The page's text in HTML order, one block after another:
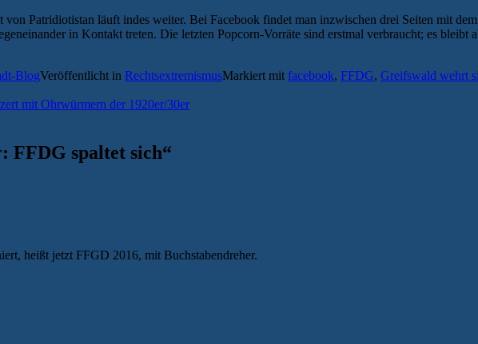
Patridiotistan läuft indes weiter. Bei Facebook findet man inzwischen drei Seiten mit
in Kontakt treten. Die letzten Popcorn-Vorräte sind erstmal verbraucht; es bleibt
BlogVeröffentlicht in RechtsextremismusMarkiert mit facebook, FFDG, Greifswald wehrt
mit Ohrwürmern der 1920er/30er
FFDG spaltet sich“
heißt jetzt FFGD 2016, mit Buchstabendreher.